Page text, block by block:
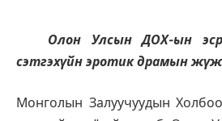
Олон Улсын ДОХ-ын
сэтгэхүйн эротик драмын
Монголын Залуучуудын